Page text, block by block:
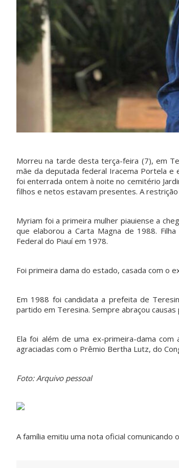
Morreu na tarde desta terça-feira (7), em
mãe da deputada federal Iracema Portela e
foi enterrada ontem à noite no cemitério
filhos e netos estavam presentes. A
Myriam foi a primeira mulher piauiense a
que elaborou a Carta Magna de 1988.
Federal do Piauí em 1978.
Foi primeira dama do estado, casada com o
Em 1988 foi candidata a prefeita de
partido em Teresina. Sempre abraçou
Ela foi além de uma ex-primeira-dama
agraciadas com o Prêmio Bertha Lutz, do
Foto: Arquivo pessoal
A família emitiu uma nota oficial comunicando